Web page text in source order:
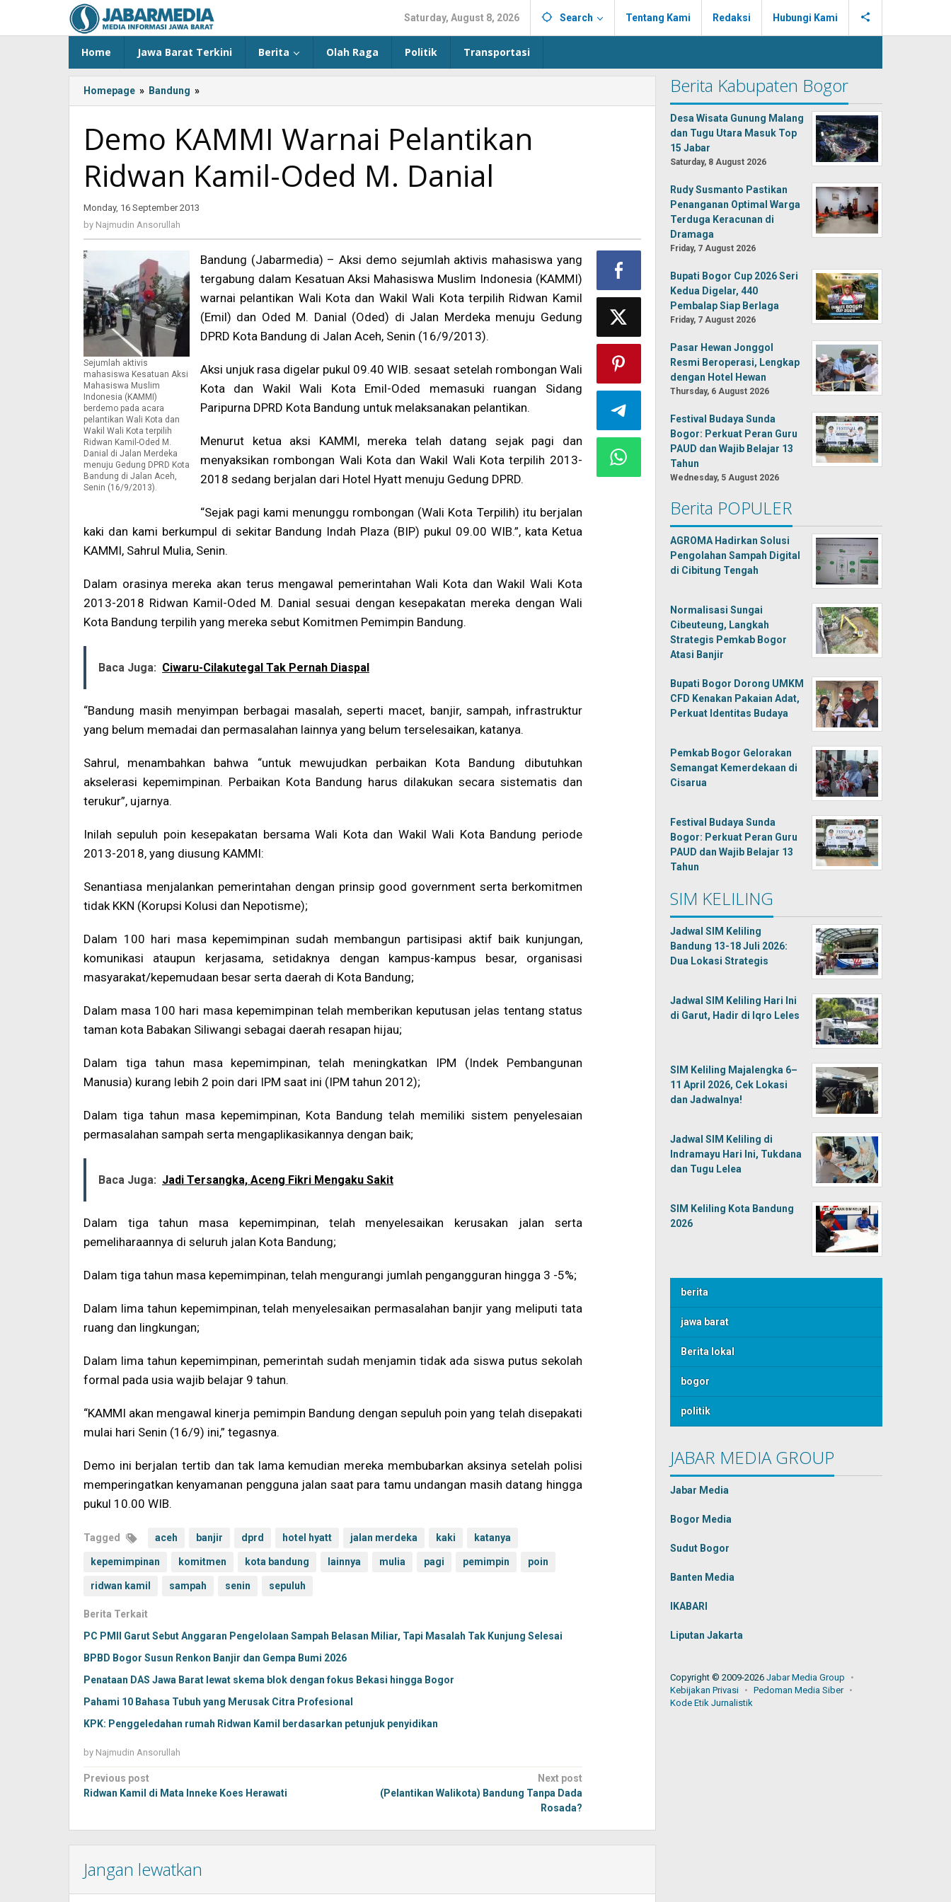
content
Saturday, August 8, 2026 Search Tentang Kami Redaksi Hubungi Kami
Home Jawa Barat Terkini Berita Olah Raga Politik Transportasi
Homepage » Bandung »
KAMMI
Pelantikan
Ridwan
Kamil-
Oded
Demo KAMMI Warnai Pelantikan
Ridwan Kamil-Oded M. Danial
Monday, 16 September 2013
by Najmudin Ansorullah
Sejumlah aktivis
mahasiswa Kesatuan Aksi
Mahasiswa Muslim
Indonesia (KAMMI)
berdemo pada acara
pelantikan Wali Kota dan
Wakil Wali Kota terpilih
Ridwan Kamil-Oded M.
Danial di Jalan Merdeka
menuju Gedung DPRD Kota
Bandung di Jalan Aceh,
Senin (16/9/2013).
Bandung (Jabarmedia) – Aksi demo sejumlah aktivis mahasiswa yang
tergabung dalam Kesatuan Aksi Mahasiswa Muslim Indonesia (KAMMI)
warnai pelantikan Wali Kota dan Wakil Wali Kota terpilih Ridwan Kamil
(Emil) dan Oded M. Danial (Oded) di Jalan Merdeka menuju Gedung
DPRD Kota Bandung di Jalan Aceh, Senin (16/9/2013).
Aksi unjuk rasa digelar pukul 09.40 WIB. sesaat setelah rombongan Wali
Kota dan Wakil Wali Kota Emil-Oded memasuki ruangan Sidang
Paripurna DPRD Kota Bandung untuk melaksanakan pelantikan.
Menurut ketua aksi KAMMI, mereka telah datang sejak pagi dan
menyaksikan rombongan Wali Kota dan Wakil Wali Kota terpilih 2013-
2018 sedang berjalan dari Hotel Hyatt menuju Gedung DPRD.
“Sejak pagi kami menunggu rombongan (Wali Kota Terpilih) itu berjalan
kaki dan kami berkumpul di sekitar Bandung Indah Plaza (BIP) pukul 09.00 WIB.”, kata Ketua
KAMMI, Sahrul Mulia, Senin.
Dalam orasinya mereka akan terus mengawal pemerintahan Wali Kota dan Wakil Wali Kota
2013-2018 Ridwan Kamil-Oded M. Danial sesuai dengan kesepakatan mereka dengan Wali
Kota Bandung terpilih yang mereka sebut Komitmen Pemimpin Bandung.
Baca Juga: Ciwaru-Cilakutegal Tak Pernah Diaspal
“Bandung masih menyimpan berbagai masalah, seperti macet, banjir, sampah, infrastruktur
yang belum memadai dan permasalahan lainnya yang belum terselesaikan, katanya.
Sahrul, menambahkan bahwa “untuk mewujudkan perbaikan Kota Bandung dibutuhkan
akselerasi kepemimpinan. Perbaikan Kota Bandung harus dilakukan secara sistematis dan
terukur”, ujarnya.
Inilah sepuluh poin kesepakatan bersama Wali Kota dan Wakil Wali Kota Bandung periode
2013-2018, yang diusung KAMMI:
Senantiasa menjalankan pemerintahan dengan prinsip good government serta berkomitmen
tidak KKN (Korupsi Kolusi dan Nepotisme);
Dalam 100 hari masa kepemimpinan sudah membangun partisipasi aktif baik kunjungan,
komunikasi ataupun kerjasama, setidaknya dengan kampus-kampus besar, organisasi
masyarakat/kepemudaan besar serta daerah di Kota Bandung;
Dalam masa 100 hari masa kepemimpinan telah memberikan keputusan jelas tentang status
taman kota Babakan Siliwangi sebagai daerah resapan hijau;
Dalam tiga tahun masa kepemimpinan, telah meningkatkan IPM (Indek Pembangunan
Manusia) kurang lebih 2 poin dari IPM saat ini (IPM tahun 2012);
Dalam tiga tahun masa kepemimpinan, Kota Bandung telah memiliki sistem penyelesaian
permasalahan sampah serta mengaplikasikannya dengan baik;
Baca Juga: Jadi Tersangka, Aceng Fikri Mengaku Sakit
Dalam tiga tahun masa kepemimpinan, telah menyelesaikan kerusakan jalan serta
pemeliharaannya di seluruh jalan Kota Bandung;
Dalam tiga tahun masa kepemimpinan, telah mengurangi jumlah pengangguran hingga 3 -5%;
Dalam lima tahun kepemimpinan, telah menyelesaikan permasalahan banjir yang meliputi tata
ruang dan lingkungan;
Dalam lima tahun kepemimpinan, pemerintah sudah menjamin tidak ada siswa putus sekolah
formal pada usia wajib belajar 9 tahun.
“KAMMI akan mengawal kinerja pemimpin Bandung dengan sepuluh poin yang telah disepakati
mulai hari Senin (16/9) ini,” tegasnya.
Demo ini berjalan tertib dan tak lama kemudian mereka membubarkan aksinya setelah polisi
memperingatkan kenyamanan pengguna jalan saat para tamu undangan masih datang hingga
pukul 10.00 WIB.
Tagged aceh banjir dprd hotel hyatt jalan merdeka kaki katanya
kepemimpinan komitmen kota bandung lainnya mulia pagi pemimpin poin
ridwan kamil sampah senin sepuluh
Berita Terkait
PC PMII Garut Sebut Anggaran Pengelolaan Sampah Belasan Miliar, Tapi Masalah Tak Kunjung Selesai
BPBD Bogor Susun Renkon Banjir dan Gempa Bumi 2026
Penataan DAS Jawa Barat lewat skema blok dengan fokus Bekasi hingga Bogor
Pahami 10 Bahasa Tubuh yang Merusak Citra Profesional
KPK: Penggeledahan rumah Ridwan Kamil berdasarkan petunjuk penyidikan
by Najmudin Ansorullah
Post
navigation
Previous post
Ridwan Kamil di Mata Inneke Koes Herawati
Next post
(Pelantikan Walikota) Bandung Tanpa Dada
Rosada?
Jangan lewatkan
Berita Kabupaten Bogor
Desa Wisata Gunung Malang
dan Tugu Utara Masuk Top
15 Jabar
Saturday, 8 August 2026
Rudy Susmanto Pastikan
Penanganan Optimal Warga
Terduga Keracunan di
Dramaga
Friday, 7 August 2026
Bupati Bogor Cup 2026 Seri
Kedua Digelar, 440
Pembalap Siap Berlaga
Friday, 7 August 2026
Pasar Hewan Jonggol
Resmi Beroperasi, Lengkap
dengan Hotel Hewan
Thursday, 6 August 2026
Festival Budaya Sunda
Bogor: Perkuat Peran Guru
PAUD dan Wajib Belajar 13
Tahun
Wednesday, 5 August 2026
Berita POPULER
AGROMA Hadirkan Solusi
Pengolahan Sampah Digital
di Cibitung Tengah
Normalisasi Sungai
Cibeuteung, Langkah
Strategis Pemkab Bogor
Atasi Banjir
Bupati Bogor Dorong UMKM
CFD Kenakan Pakaian Adat,
Perkuat Identitas Budaya
Pemkab Bogor Gelorakan
Semangat Kemerdekaan di
Cisarua
Festival Budaya Sunda
Bogor: Perkuat Peran Guru
PAUD dan Wajib Belajar 13
Tahun
SIM KELILING
Jadwal SIM Keliling
Bandung 13-18 Juli 2026:
Dua Lokasi Strategis
Jadwal SIM Keliling Hari Ini
di Garut, Hadir di Iqro Leles
SIM Keliling Majalengka 6–
11 April 2026, Cek Lokasi
dan Jadwalnya!
Jadwal SIM Keliling di
Indramayu Hari Ini, Tukdana
dan Tugu Lelea
SIM Keliling Kota Bandung
2026
berita
jawa barat
Berita lokal
bogor
politik
JABAR MEDIA GROUP
Jabar Media
Bogor Media
Sudut Bogor
Banten Media
IKABARI
Liputan Jakarta
Copyright © 2009-2026Jabar Media Group
Kebijakan Privasi
Pedoman Media Siber
Kode Etik Jurnalistik